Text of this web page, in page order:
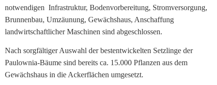
etwas
niedrig
halten.
Slots
Bonuscodes
Ohne
notwendigen Infrastruktur, Bodenvorbereitung, Stromversorgung,
Brunnenbau, Umzäunung, Gewächshaus, Anschaffung
landwirtschaftlicher Maschinen sind abgeschlossen.
Nach sorgfältiger Auswahl der bestentwickelten Setzlinge der
Paulownia-Bäume sind bereits ca. 15.000 Pflanzen aus dem
Gewächshaus in die Ackerflächen umgesetzt.